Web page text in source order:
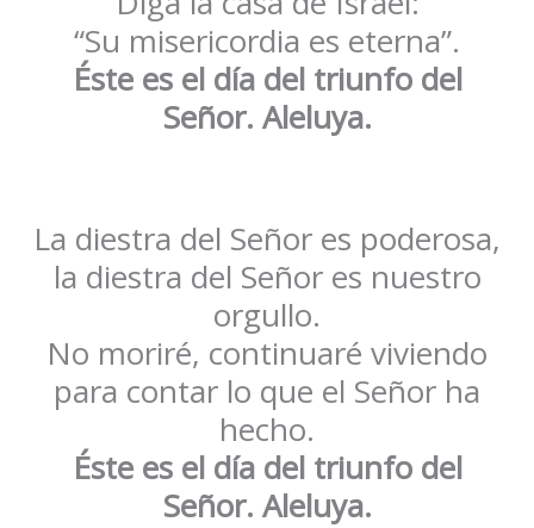
“Su misericordia es eterna”.
Éste es el día del triunfo del
Señor. Aleluya.
La diestra del Señor es poderosa,
la diestra del Señor es nuestro
orgullo.
No moriré, continuaré viviendo
para contar lo que el Señor ha
hecho.
Éste es el día del triunfo del
Señor. Aleluya.